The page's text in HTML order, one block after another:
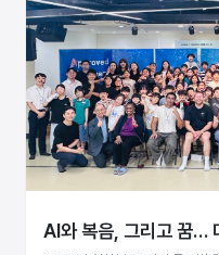
AI와 복음, 그리고 꿈…